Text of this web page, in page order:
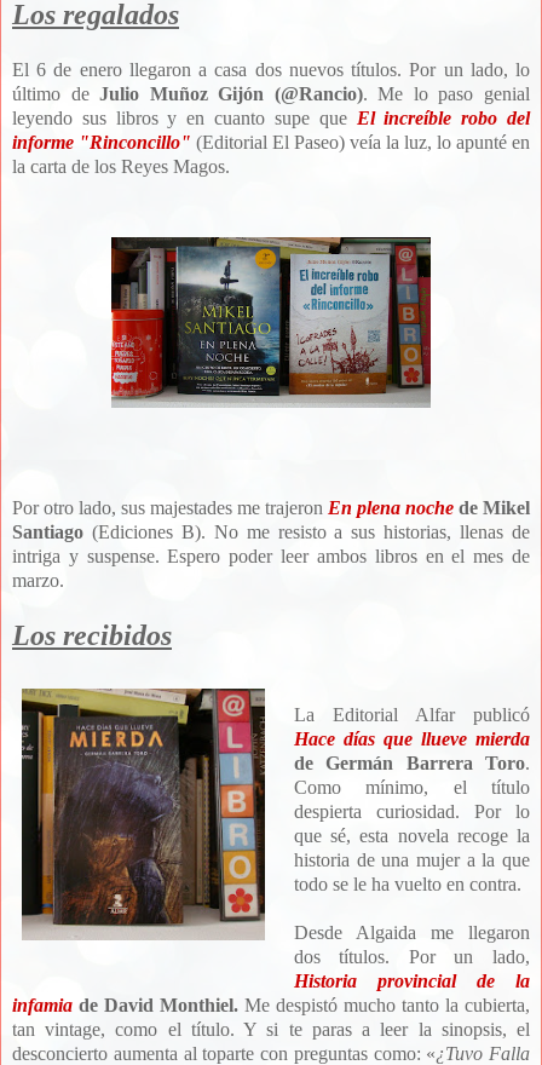
Los regalados
El 6 de enero llegaron a casa dos nuevos títulos. Por un lado, lo
último deJulio Muñoz Gijón (@Rancio). Me lo paso genial
leyendo sus libros y en cuanto supe que El increíble robo del
informe "Rinconcillo" (Editorial El Paseo) veía la luz, lo apunté en
la carta de los Reyes Magos.
Por otro lado, sus majestades me trajeron En plena noche de Mikel
Santiago (Ediciones B). No me resisto a sus historias, llenas de
intriga y suspense. Espero poder leer ambos libros en el mes de
marzo.
Los recibidos
La Editorial Alfar publicó
Hace días que llueve mierda
de Germán Barrera Toro.
Como mínimo, el título
despierta curiosidad. Por lo
que sé, esta novela recoge la
historia de una mujer a la que
todo se le ha vuelto en contra.
Desde Algaida me llegaron
dos títulos. Por un lado,
Historia provincial de la
infamia de David Monthiel. Me despistó mucho tanto la cubierta,
tan vintage, como el título. Y si te paras a leer la sinopsis, el
desconcierto aumenta al toparte con preguntas como: «¿Tuvo Falla